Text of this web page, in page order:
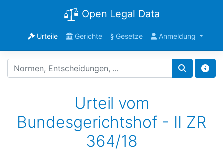
Open Legal Data
Urteile Gerichte §Gesetze Anmeldung
Urteil vom
Bundesgerichtshof - II ZR
364/18